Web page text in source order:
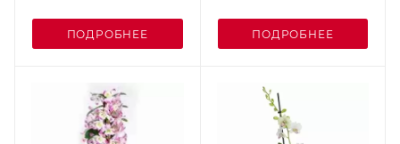
ПОДРОБНЕЕ ПОДРОБНЕЕ